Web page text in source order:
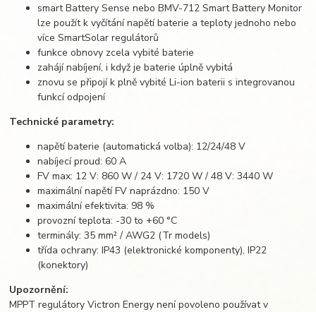
smart Battery Sense nebo BMV-712 Smart Battery Monitor
lze použít k vyčítání napětí baterie a teploty jednoho nebo
více SmartSolar regulátorů
funkce obnovy zcela vybité baterie
zahájí nabíjení, i když je baterie úplně vybitá
znovu se připojí k plně vybité Li-ion baterii s integrovanou
funkcí odpojení
Technické parametry:
napětí baterie (automatická volba): 12/24/48 V
nabíjecí proud: 60 A
FV max: 12 V: 860 W / 24 V: 1720 W / 48 V: 3440 W
maximální napětí FV naprázdno: 150 V
maximální efektivita: 98 %
provozní teplota: -30 to +60 °C
terminály: 35 mm² / AWG2 (Tr models)
třída ochrany: IP43 (elektronické komponenty), IP22
(konektory)
Upozornění:
MPPT regulátory Victron Energy není povoleno používat v